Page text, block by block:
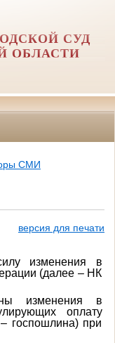
СУД
ОБЛАСТИ
СМИ
версия для печати
изменения в
(далее – НК
изменения в
оплату
госпошлина) при